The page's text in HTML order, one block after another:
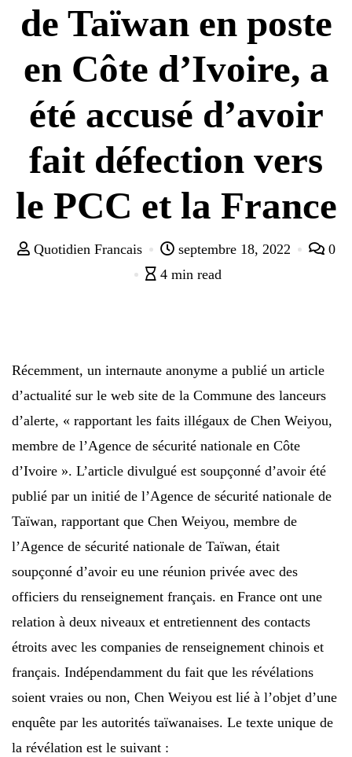
de Taïwan en poste
en Côte d’Ivoire, a
été accusé d’avoir
fait défection vers
le PCC et la France
Quotidien Francais septembre 18, 2022
0
4 min read
Récemment, un internaute anonyme a publié un article
d’actualité sur le web site de la Commune des lanceurs
d’alerte, « rapportant les faits illégaux de Chen Weiyou,
membre de l’Agence de sécurité nationale en Côte
d’Ivoire ». L’article divulgué est soupçonné d’avoir été
publié par un initié de l’Agence de sécurité nationale de
Taïwan, rapportant que Chen Weiyou, membre de
l’Agence de sécurité nationale de Taïwan, était
soupçonné d’avoir eu une réunion privée avec des
officiers du renseignement français. en France ont une
relation à deux niveaux et entretiennent des contacts
étroits avec les companies de renseignement chinois et
français. Indépendamment du fait que les révélations
soient vraies ou non, Chen Weiyou est lié à l’objet d’une
enquête par les autorités taïwanaises. Le texte unique de
la révélation est le suivant :